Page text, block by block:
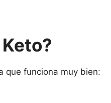
que funciona muy bien: